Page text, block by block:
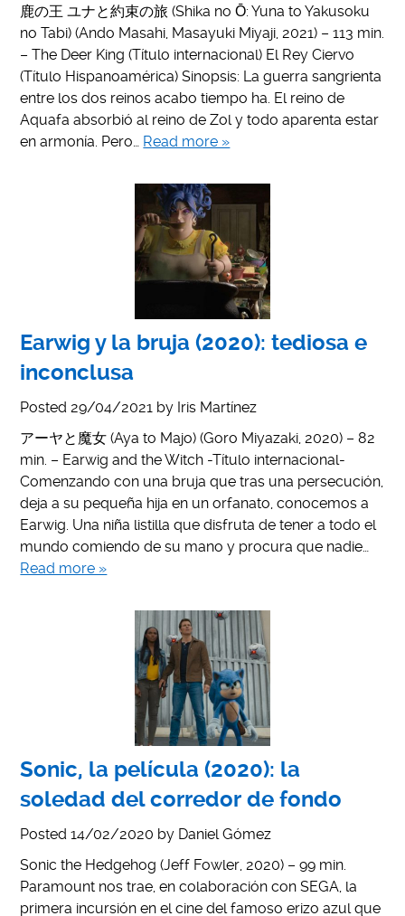
鹿の王 ユナと約束の旅 (Shika no Ō: Yuna to Yakusoku
no Tabi) (Ando Masahi, Masayuki Miyaji, 2021) – 113 min.
– The Deer King (Título internacional) El Rey Ciervo
(Título Hispanoamérica) Sinopsis: La guerra sangrienta
entre los dos reinos acabo tiempo ha. El reino de
Aquafa absorbió al reino de Zol y todo aparenta estar
en armonía. Pero… Read more »
Earwig y la bruja (2020): tediosa e
inconclusa
Posted 29/04/2021 by Iris Martínez
アーヤと魔女 (Aya to Majo) (Goro Miyazaki, 2020) – 82
min. – Earwig and the Witch -Título internacional-
Comenzando con una bruja que tras una persecución,
deja a su pequeña hija en un orfanato, conocemos a
Earwig. Una niña listilla que disfruta de tener a todo el
mundo comiendo de su mano y procura que nadie…
Read more »
Sonic, la película (2020): la
soledad del corredor de fondo
Posted14/02/2020 by Daniel Gómez
Sonic the Hedgehog (Jeff Fowler, 2020) – 99 min.
Paramount nos trae, en colaboración con SEGA, la
primera incursión en el cine del famoso erizo azul que